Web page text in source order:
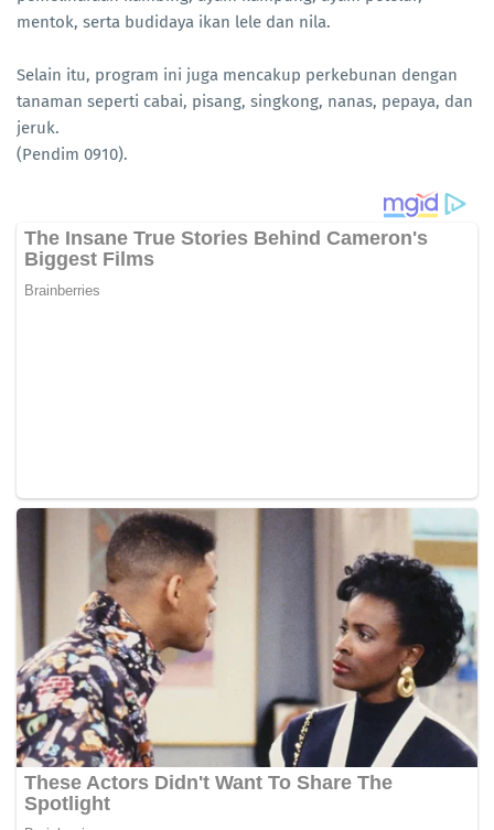
mentok, serta budidaya ikan lele dan nila.
Selain itu, program ini juga mencakup perkebunan dengan
tanaman seperti cabai, pisang, singkong, nanas, pepaya, dan
jeruk.
(Pendim 0910).